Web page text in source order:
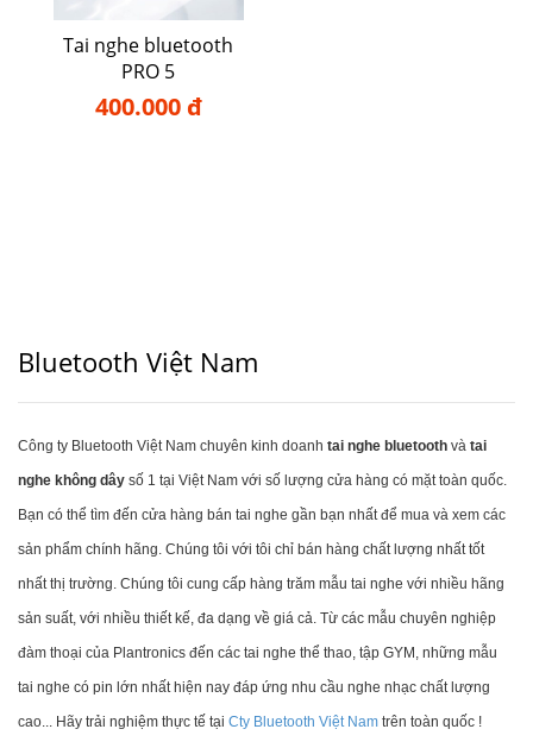
Tai nghe bluetooth
PRO 5
400.000 đ
Bluetooth Việt Nam
Công ty Bluetooth Việt Nam chuyên kinh doanh tai nghe bluetooth và tai
nghe không dây số 1 tại Việt Nam với số lượng cửa hàng có mặt toàn quốc.
Bạn có thể tìm đến cửa hàng bán tai nghe gần bạn nhất để mua và xem các
sản phẩm chính hãng. Chúng tôi với tôi chỉ bán hàng chất lượng nhất tốt
nhất thị trường. Chúng tôi cung cấp hàng trăm mẫu tai nghe với nhiều hãng
sản suất, với nhiều thiết kế, đa dạng về giá cả. Từ các mẫu chuyên nghiệp
đàm thoại của Plantronics đến các tai nghe thể thao, tập GYM, những mẫu
tai nghe có pin lớn nhất hiện nay đáp ứng nhu cầu nghe nhạc chất lượng
cao... Hãy trải nghiệm thực tế tại Cty Bluetooth Việt Nam trên toàn quốc !